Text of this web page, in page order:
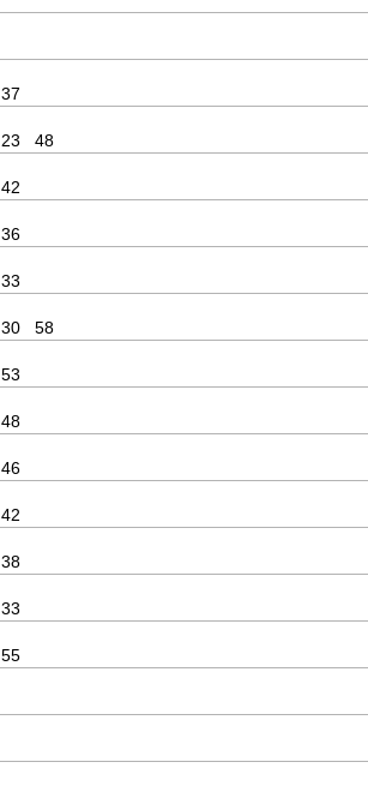
37
23
48
42
36
33
30
58
53
48
46
42
38
33
55